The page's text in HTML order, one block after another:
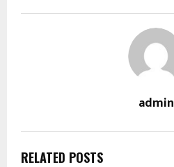
admin
RELATED POSTS